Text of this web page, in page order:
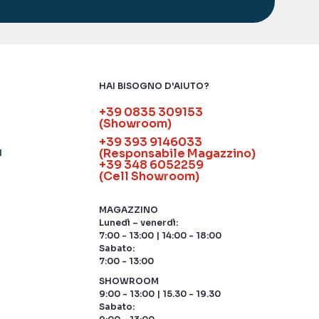
HAI BISOGNO D'AIUTO?
+39 0835 309153
(Showroom)
+39 393 9146033
(Responsabile Magazzino)
+39 348 6052259
(Cell Showroom)
MAGAZZINO
Lunedì – venerdì:
7:00 - 13:00 | 14:00 - 18:00
Sabato:
7:00 - 13:00
SHOWROOM
9:00 - 13:00 | 15.30 - 19.30
Sabato: